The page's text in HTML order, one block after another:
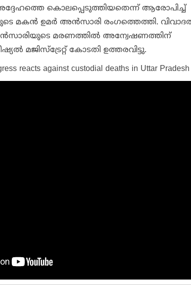
കൊലപ്പെടുത്തിയതെന്ന് ആരോപിച്ച്
മകന്‍ ഉമര്‍ അന്‍സാരി രംഗത്തെത്തി.
മരണത്തില്‍ അന്വേഷണത്തിന്
മജിസ്ട്രേറ്റ് കോടതി ഉത്തരവിട്ടു.
reacts against custodial deaths in Uttar Pradesh